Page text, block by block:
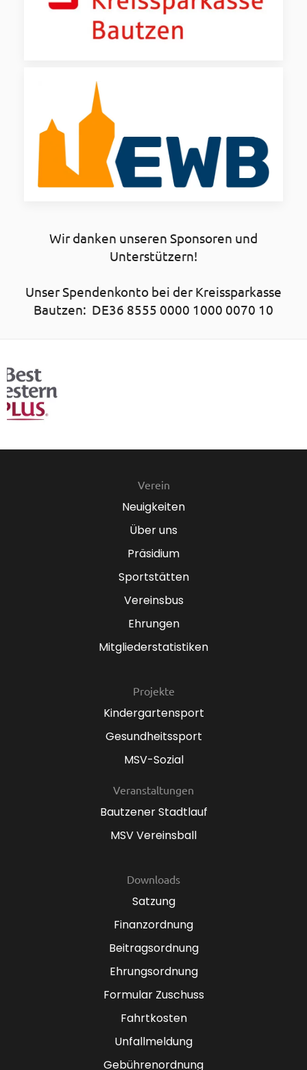
Wir danken unseren Sponsoren und
Unterstützern!
Unser Spendenkonto bei der Kreissparkasse
Bautzen: DE36 8555 0000 1000 0070 10
Verein
Neuigkeiten
Über uns
Präsidium
Sportstätten
Vereinsbus
Ehrungen
Mitgliederstatistiken
Projekte
Kindergartensport
Gesundheitssport
MSV-Sozial
Veranstaltungen
Bautzener Stadtlauf
MSV Vereinsball
Downloads
Satzung
Finanzordnung
Beitragsordnung
Ehrungsordnung
Formular Zuschuss
Fahrtkosten
Unfallmeldung
Gebührenordnung